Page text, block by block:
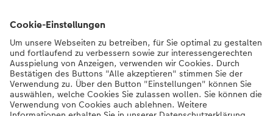
Mein Fotoservice
Informationen
Sortiment